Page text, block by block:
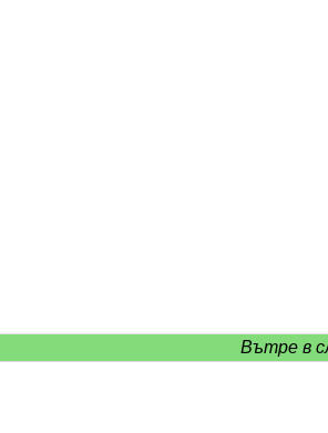
Вътре в